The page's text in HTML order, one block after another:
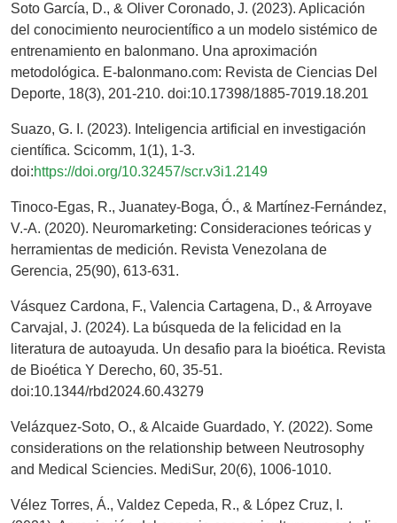
Soto García, D., & Oliver Coronado, J. (2023). Aplicación
del conocimiento neurocientífico a un modelo sistémico de
entrenamiento en balonmano. Una aproximación
metodológica. E-balonmano.com: Revista de Ciencias Del
Deporte, 18(3), 201-210. doi:10.17398/1885-7019.18.201
Suazo, G. I. (2023). Inteligencia artificial en investigación
científica. Scicomm, 1(1), 1-3.
doi:https://doi.org/10.32457/scr.v3i1.2149
Tinoco-Egas, R., Juanatey-Boga, Ó., & Martínez-Fernández,
V.-A. (2020). Neuromarketing: Consideraciones teóricas y
herramientas de medición. Revista Venezolana de
Gerencia, 25(90), 613-631.
Vásquez Cardona, F., Valencia Cartagena, D., & Arroyave
Carvajal, J. (2024). La búsqueda de la felicidad en la
literatura de autoayuda. Un desafio para la bioética. Revista
de Bioética Y Derecho, 60, 35-51.
doi:10.1344/rbd2024.60.43279
Velázquez-Soto, O., & Alcaide Guardado, Y. (2022). Some
considerations on the relationship between Neutrosophy
and Medical Sciencies. MediSur, 20(6), 1006-1010.
Vélez Torres, Á., Valdez Cepeda, R., & López Cruz, I.